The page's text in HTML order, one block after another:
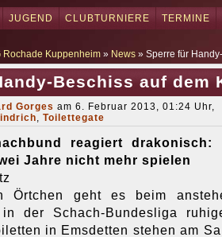
JUGEND CLUBTURNIERE TERMINE
Rochade Kuppenheim» News» Sperre für
Beschiss auf dem
Gorges am 6. Februar 2013, 01:24 Uhr,
, Toilettegate
reagiert drakonisch:
Jahre nicht mehr spielen
Örtchen geht es beim
in der Schach-Bundesliga
in Emsdetten stehen am